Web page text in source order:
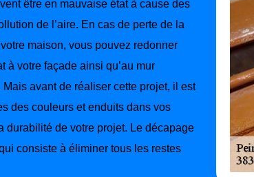
être en mauvaise état à cause des
de l’aire. En cas de perte de la
maison, vous pouvez redonner
à votre façade ainsi qu’au mur
avant de réaliser cette projet, il est
des couleurs et enduits dans vos
durabilité de votre projet. Le décapage
consiste à éliminer tous les restes